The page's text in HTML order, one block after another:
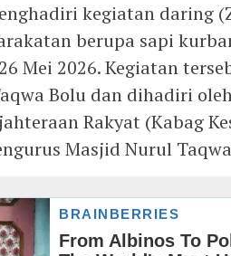
kegiatan daring
berupa sapi
Mei 2026. Kegiatan
Bolu dan dihadiri
Rakyat (Kabag
Masjid Nurul